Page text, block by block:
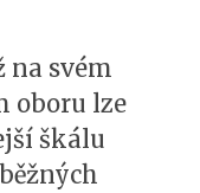
na svém
oboru lze
škálu